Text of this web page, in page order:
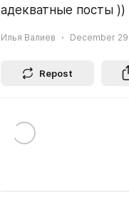
адекватные посты ))
Илья Валиев December
Repost